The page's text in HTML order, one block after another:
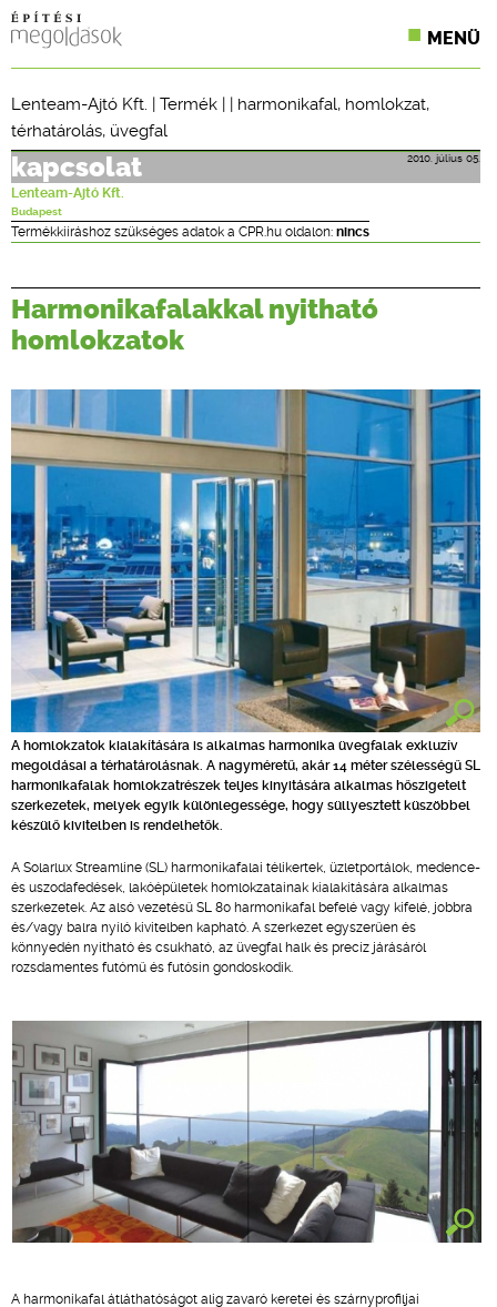
MENÜ
SZAKLAPOK
CPR TERMÉKKIÍRÁS
ÉPÍTÉSI JOG
ONLINE KÉPZÉSEK
TERVEZÉSI SEGÉDLETEK
Lenteam-Ajtó Kft. | Termék | | harmonikafal, homlokzat,
térhatárolás, üvegfal
2010. július 05.
kapcsolat
Lenteam-Ajtó Kft.
Budapest
Termékkiíráshoz szükséges adatok a CPR.hu oldalon: nincs
Harmonikafalakkal nyitható
homlokzatok
A homlokzatok kialakítására is alkalmas harmonika üvegfalak exkluzív
megoldásai a térhatárolásnak. A nagyméretű, akár 14 méter szélességű SL
harmonikafalak homlokzatrészek teljes kinyitására alkalmas hőszigetelt
szerkezetek, melyek egyik különlegessége, hogy süllyesztett küszöbbel
készülő kivitelben is rendelhetők.
A Solarlux Streamline (SL) harmonikafalai télikertek, üzletportálok, medence-
és uszodafedések, lakóépületek homlokzatainak kialakítására alkalmas
szerkezetek. Az alsó vezetésű SL 80 harmonikafal befelé vagy kifelé, jobbra
és/vagy balra nyíló kivitelben kapható. A szerkezet egyszerűen és
könnyedén nyitható és csukható, az üvegfal halk és precíz járásáról
rozsdamentes futómű és futósín gondoskodik.
A harmonikafal átláthatóságot alig zavaró keretei és szárnyprofiljai